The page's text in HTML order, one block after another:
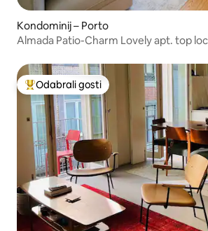
Kondominij – Porto
Almada Patio-Charm Lovely apt. top
Među najviše rangiranima s oznakom
Odabrali gosti